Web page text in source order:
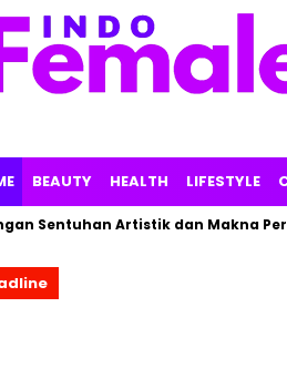
BEAUTY HEALTH LIFESTYLE
Artistik dan Makna Personal